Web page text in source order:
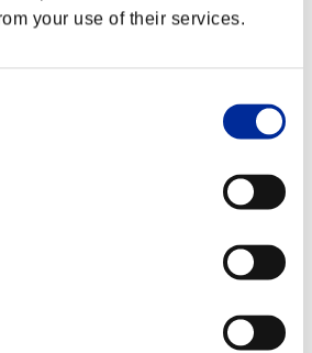
your use of their services.